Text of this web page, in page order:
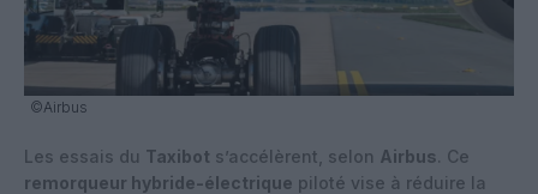
©Airbus
Les essais du Taxibot s’accélèrent, selon Airbus. Ce
remorqueur hybride-électrique piloté vise à réduire la